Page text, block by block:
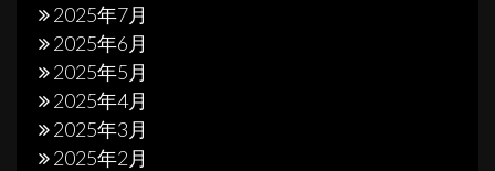
2025年7月
2025年6月
2025年5月
2025年4月
2025年3月
2025年2月